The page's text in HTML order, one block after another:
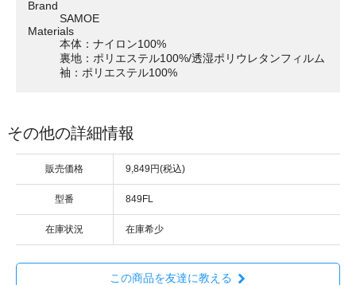
Brand
SAMOE
Materials
本体：ナイロン100%
裏地：ポリエステル100%/透湿ポリウレタンフィルム
袖：ポリエステル100%
その他の詳細情報
販売価格 9,849円(税込)
型番 849FL
在庫状況 在庫希少
この商品を友達に教える